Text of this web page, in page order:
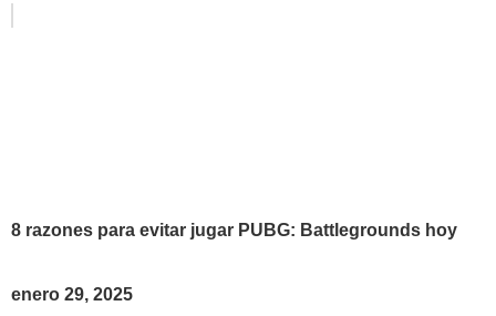
8 razones para evitar jugar PUBG: Battlegrounds hoy
enero 29, 2025